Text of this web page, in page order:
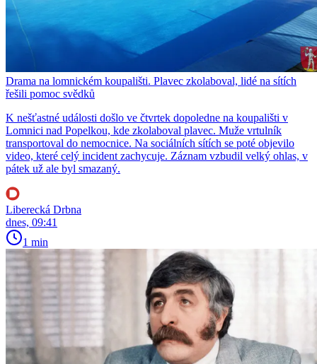
Drama na lomnickém koupališti. Plavec zkolaboval, lidé na sítích
řešili pomoc svědků
K nešťastné události došlo ve čtvrtek dopoledne na koupališti v
Lomnici nad Popelkou, kde zkolaboval plavec. Muže vrtulník
transportoval do nemocnice. Na sociálních sítích se poté objevilo
video, které celý incident zachycuje. Záznam vzbudil velký ohlas, v
pátek už ale byl smazaný.
Liberecká Drbna
dnes, 09:41
1 min